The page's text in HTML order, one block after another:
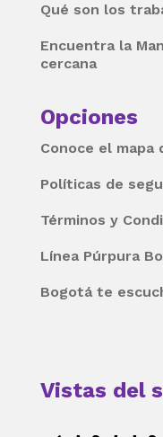
Qué son los
Encuentra la
cercana
Opciones
Conoce el mapa
Políticas de
Términos y
Línea Púrpura
Bogotá te
Vistas del